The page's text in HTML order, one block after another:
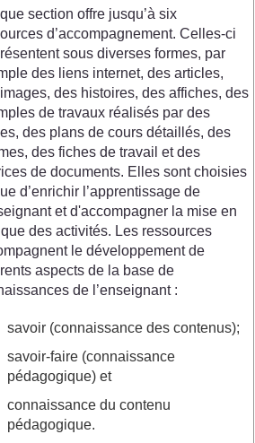
section offre jusqu’à six
d’accompagnement. Celles-ci
sous diverses formes, par
des liens internet, des articles,
des histoires, des affiches, des
de travaux réalisés par des
des plans de cours détaillés, des
des fiches de travail et des
de documents. Elles sont choisies
d’enrichir l’apprentissage de
et d'accompagner la mise en
des activités. Les ressources
le développement de
aspects de la base de
de l’enseignant :
savoir (connaissance des contenus);
savoir-faire (connaissance
pédagogique) et
connaissance du contenu
pédagogique.